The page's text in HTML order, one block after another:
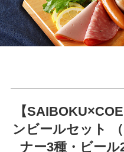
【
ンビールセット
ナー3種・ビール